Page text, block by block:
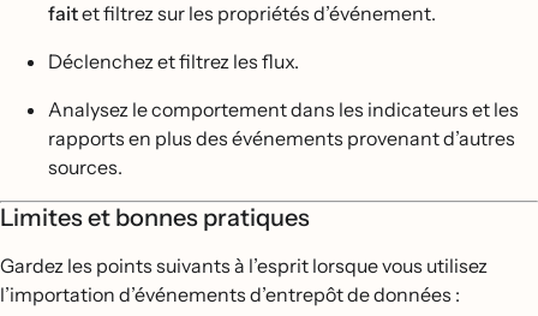
faitet filtrez sur les propriétés d’événement.
Déclenchez et filtrez les flux.
Analysez le comportement dans les indicateurs et les
rapports en plus des événements provenant d’autres
sources.
Limites et bonnes pratiques
Gardez les points suivants à l’esprit lorsque vous utilisez
l’importation d’événements d’entrepôt de données :